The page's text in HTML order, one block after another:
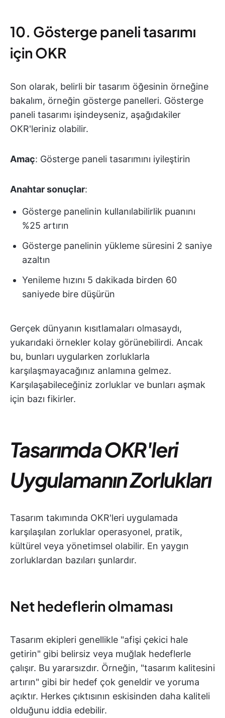
10. Gösterge paneli tasarımı
için OKR
Son olarak, belirli bir tasarım öğesinin örneğine
bakalım, örneğin gösterge panelleri. Gösterge
paneli tasarımı işindeyseniz, aşağıdakiler
OKR'leriniz olabilir.
Amaç: Gösterge paneli tasarımını iyileştirin
Anahtar sonuçlar:
Gösterge panelinin kullanılabilirlik puanını
%25 artırın
Gösterge panelinin yükleme süresini 2 saniye
azaltın
Yenileme hızını 5 dakikada birden 60
saniyede bire düşürün
Gerçek dünyanın kısıtlamaları olmasaydı,
yukarıdaki örnekler kolay görünebilirdi. Ancak
bu, bunları uygularken zorluklarla
karşılaşmayacağınız anlamına gelmez.
Karşılaşabileceğiniz zorluklar ve bunları aşmak
için bazı fikirler.
Tasarımda OKR'leri
Uygulamanın Zorlukları
Tasarım takımında OKR'leri uygulamada
karşılaşılan zorluklar operasyonel, pratik,
kültürel veya yönetimsel olabilir. En yaygın
zorluklardan bazıları şunlardır.
Net hedeflerin olmaması
Tasarım ekipleri genellikle "afişi çekici hale
getirin" gibi belirsiz veya muğlak hedeflerle
çalışır. Bu yararsızdır. Örneğin, "tasarım kalitesini
artırın" gibi bir hedef çok geneldir ve yoruma
açıktır. Herkes çıktısının eskisinden daha kaliteli
olduğunu iddia edebilir.